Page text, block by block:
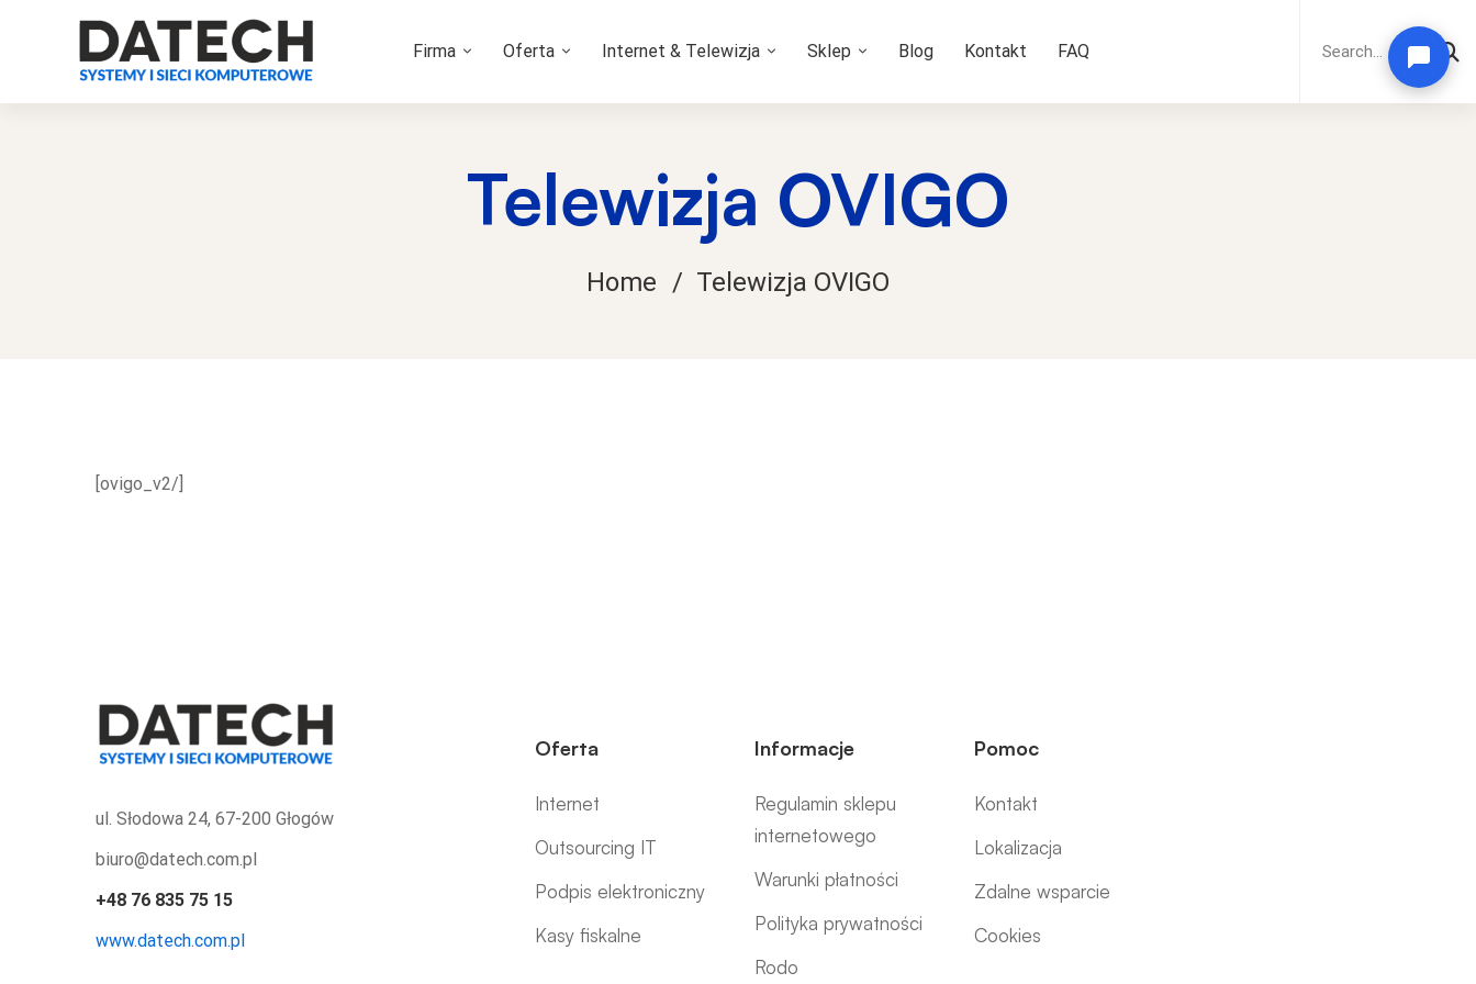
Firma Oferta Internet & Telewizja Sklep Blog Kontakt FAQ
for:
Telewizja OVIGO
Home Telewizja OVIGO
Telewizja
[ovigo_v2/]
ul. Słodowa 24, 67-200 Głogów
biuro@datech.com.pl
+48 76 835 75 15
www.datech.com.pl
Oferta
Internet
Outsourcing IT
Podpis elektroniczny
Kasy fiskalne
Informacje
Regulamin sklepu
internetowego
Warunki płatności
Polityka prywatności
Rodo
Pomoc
Kontakt
Lokalizacja
Zdalne wsparcie
Cookies